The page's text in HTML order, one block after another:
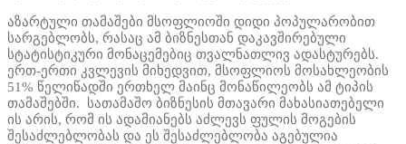
აზარტული თამაშები მსოფლიოში დიდი პოპულარობით
სარგებლობს, რასაც ამ ბიზნესთან დაკავშირებული
სტატისტიკური მონაცემებიც თვალნათლივ ადასტურებს.
ერთ-ერთი კვლევის მიხედვით, მსოფლიოს მოსახლეობის
51% წელიწადში ერთხელ მაინც მონაწილეობს ამ ტიპის
თამაშებში. სათამაშო ბიზნესის მთავარი მახასიათებელი
ის არის, რომ ის ადამიანებს აძლევს ფულის მოგების
შესაძლებლობას და ეს შესაძლებლობა აგებულია